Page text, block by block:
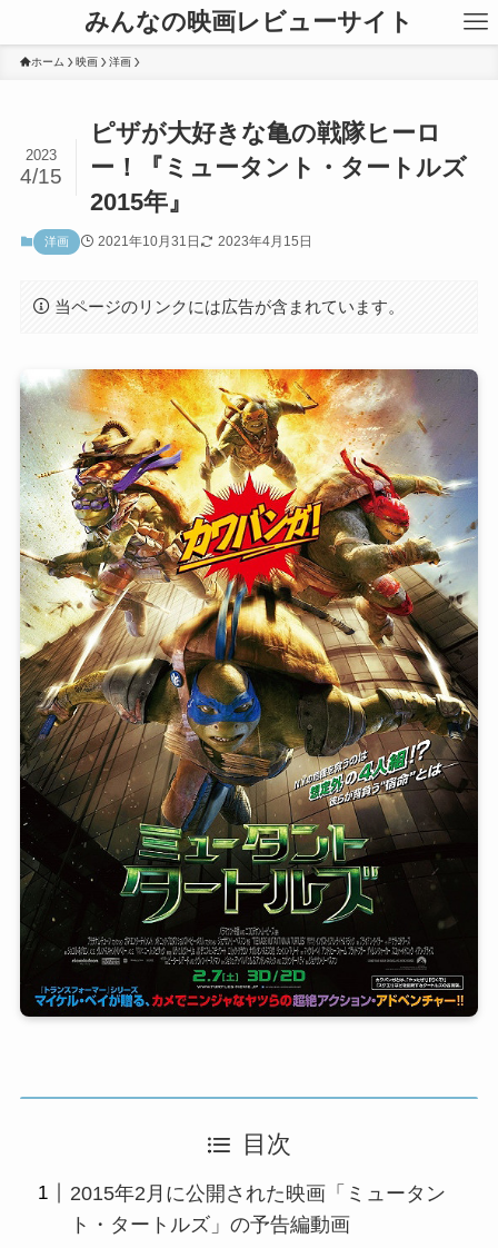
みんなの映画レビューサイト
ホーム 映画 洋画
ピザが大好きな亀の戦隊ヒーロ
ー！『ミュータント・タートルズ
2015年』
2023
4/15
洋画 2021年10月31日 2023年4月15日
当ページのリンクには広告が含まれています。
目次
2015年2月に公開された映画「ミュータン
ト・タートルズ」の予告編動画